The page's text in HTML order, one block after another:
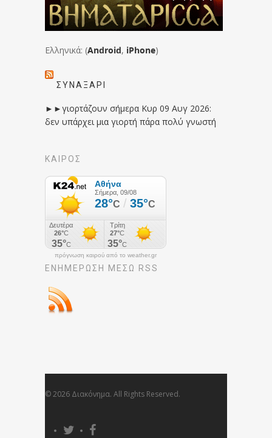
Ελληνικά: (Android, iPhone)
ΣΥΝΑΞΆΡΙ
►►γιορτάζουν σήμερα Κυρ 09 Αυγ 2026:
δεν υπάρχει μια γιορτή πάρα πολύ γνωστή
ΚΑΙΡΟΣ
πρόγνωση καιρού από το weather.gr
ΕΝΗΜΈΡΩΣΉ ΜΕΣΩ RSS
© 2026 Διακόνημα. All Rights Reserved.